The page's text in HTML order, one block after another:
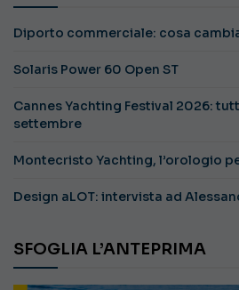
Diporto commerciale: cosa
Solaris Power 60 Open ST
Cannes Yachting Festival 2026:
settembre
Montecristo Yachting, l’orologio
Design aLOT: intervista ad
SFOGLIA L’ANTEPRIMA